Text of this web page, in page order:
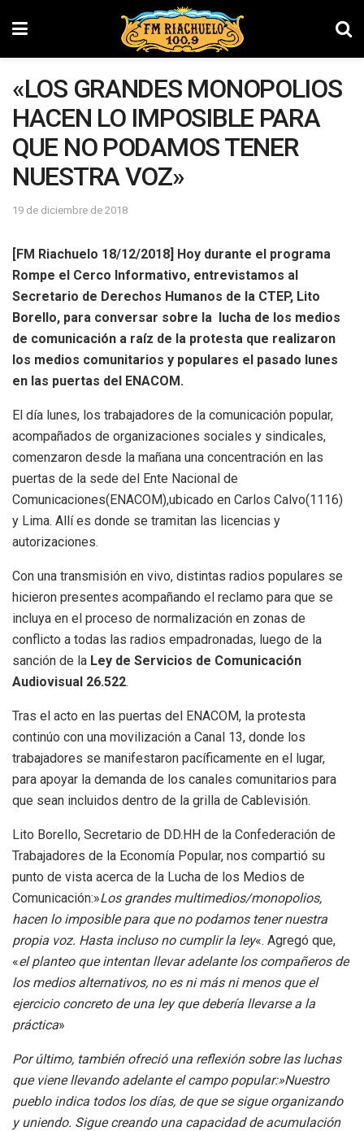
«LOS GRANDES MONOPOLIOS
HACEN LO IMPOSIBLE PARA
QUE NO PODAMOS TENER
NUESTRA VOZ»
19 de diciembre de 2018
[FM Riachuelo 18/12/2018] Hoy durante el programa
Rompe el Cerco Informativo, entrevistamos al
Secretario de Derechos Humanos de la CTEP, Lito
Borello, para conversar sobre la lucha de los medios
de comunicación a raíz de la protesta que realizaron
los medios comunitarios y populares el pasado lunes
en las puertas del ENACOM.
El día lunes, los trabajadores de la comunicación popular,
acompañados de organizaciones sociales y sindicales,
comenzaron desde la mañana una concentración en las
puertas de la sede del Ente Nacional de
Comunicaciones(ENACOM),ubicado en Carlos Calvo(1116)
y Lima. Allí es donde se tramitan las licencias y
autorizaciones.
Con una transmisión en vivo, distintas radios populares se
hicieron presentes acompañando el reclamo para que se
incluya en el proceso de normalización en zonas de
conflicto a todas las radios empadronadas, luego de la
sanción de la Ley de Servicios de Comunicación
Audiovisual 26.522.
Tras el acto en las puertas del ENACOM, la protesta
continúo con una movilización a Canal 13, donde los
trabajadores se manifestaron pacíficamente en el lugar,
para apoyar la demanda de los canales comunitarios para
que sean incluidos dentro de la grilla de Cablevisión.
Lito Borello, Secretario de DD.HH de la Confederación de
Trabajadores de la Economía Popular, nos compartió su
punto de vista acerca de la Lucha de los Medios de
Comunicación:»Los grandes multimedios/monopolios,
hacen lo imposible para que no podamos tener nuestra
propia voz. Hasta incluso no cumplir la ley«. Agregó que,
«el planteo que intentan llevar adelante los compañeros de
los medios alternativos, no es ni más ni menos que el
ejercicio concreto de una ley que debería llevarse a la
práctica»
Por último, también ofreció una reflexión sobre las luchas
que viene llevando adelante el campo popular:»Nuestro
pueblo indica todos los días, de que se sigue organizando
y uniendo. Sigue creando una capacidad de acumulación